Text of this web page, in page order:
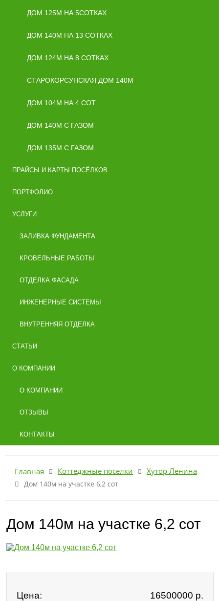
ДОМ 125М НА 5СОТКАХ
ДОМ 140М НА 13 СОТКАХ
ДОМ 124М НА 8 СОТКАХ
СТАРОКОРСУНСКАЯ ДОМ 140М
ДОМ 104М НА 4 СОТ
ДОМ 140М С ГАЗОМ
ДОМ 135М С ГАЗОМ
ПРАЙСЫ И КАРТЫ ПОСЁЛКОВ
ПОРТФОЛИО
УСЛУГИ
ЗАЛИВКА ФУНДАМЕНТА
КРОВЕЛЬНЫЕ РАБОТЫ
ОТДЕЛКА ФАСАДА
ИНЖЕНЕРНЫЕ СИСТЕМЫ
ВНУТРЕННЯЯ ОТДЕЛКА
СТАТЬИ
О КОМПАНИИ
О КОМПАНИИ
ОТЗЫВЫ
КОНТАКТЫ
Главная Коттеджные поселки Хутор Ленина
Дом 140м на участке 6,2 сот
Дом 140м на участке 6,2 сот
Цена: 16500000 р.